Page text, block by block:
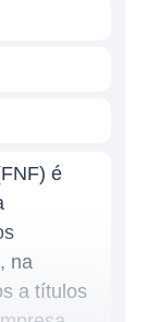
é
na
a títulos